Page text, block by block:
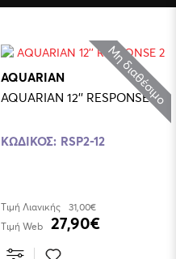
Μη διαθέσιμο
AQUARIAN
AQUARIAN 12'' RESPONSE 2
ΚΩΔΙΚΟΣ: RSP2-12
Τιμή Λιανικής
31,00€
Τιμή Web
27,90€